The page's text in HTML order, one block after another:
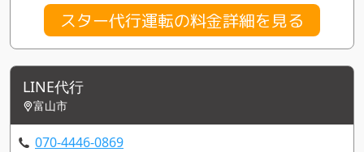
スター代行運転の料金詳細を見る
LINE代行
富山市
070-4446-0869